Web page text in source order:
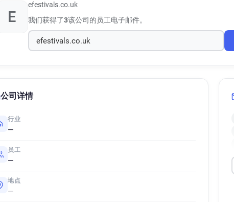
E
efestivals.co.uk
我们获得了3该公司的员工电子邮件。
公司详情
行业
—
员工
—
地点
—